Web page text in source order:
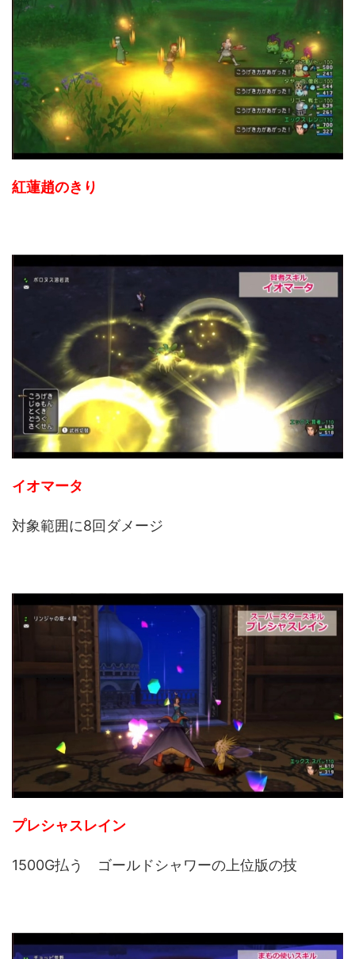
紅蓮趙のきり
イオマータ
対象範囲に8回ダメージ
プレシャスレイン
1500G払う ゴールドシャワーの上位版の技